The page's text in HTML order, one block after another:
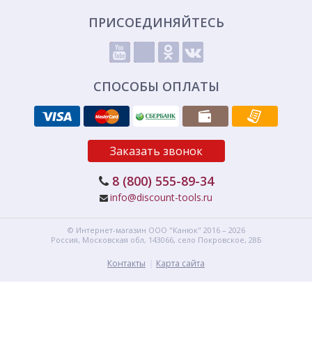
ПРИСОЕДИНЯЙТЕСЬ
СПОСОБЫ ОПЛАТЫ
Заказать звонок
8 (800) 555-89-34
info@discount-tools.ru
© Интернет-магазин ООО "Канюк" 2016 – 2026
Россия, Московская обл, 143066, село Покровское, 28Б
Контакты Карта сайта